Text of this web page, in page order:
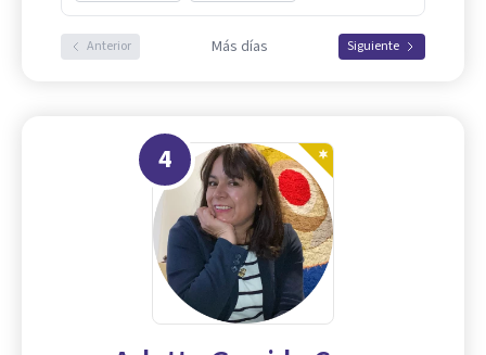
Anterior Más días Siguiente
4